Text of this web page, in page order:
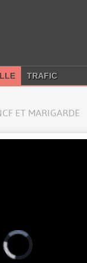
TRAFIC
ET MARIGARDE